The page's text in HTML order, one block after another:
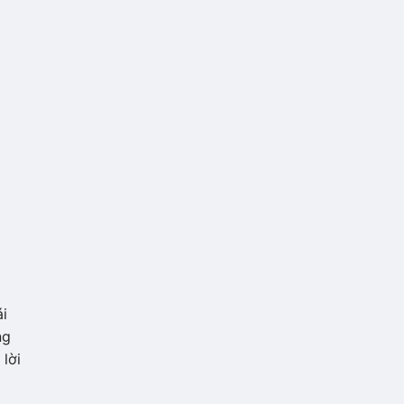
lời